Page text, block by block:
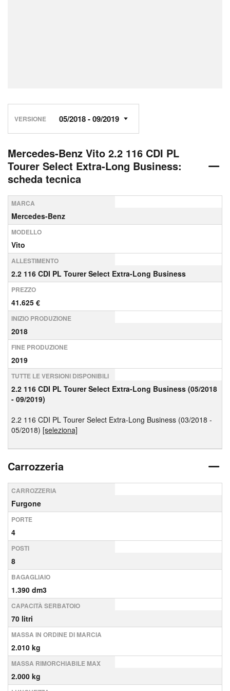
VERSIONE
Mercedes-Benz Vito 2.2 116 CDI PL
Tourer Select Extra-Long Business:
scheda tecnica
MARCA
Mercedes-Benz
MODELLO
Vito
ALLESTIMENTO
2.2 116 CDI PL Tourer Select Extra-Long Business
PREZZO
41.625 €
INIZIO PRODUZIONE
2018
FINE PRODUZIONE
2019
TUTTE LE VERSIONI DISPONIBILI
2.2 116 CDI PL Tourer Select Extra-Long Business (05/2018
- 09/2019)
2.2 116 CDI PL Tourer Select Extra-Long Business (03/2018 -
05/2018) [seleziona]
Carrozzeria
CARROZZERIA
Furgone
PORTE
4
POSTI
8
BAGAGLIAIO
1.390 dm3
CAPACITÀ SERBATOIO
70 litri
MASSA IN ORDINE DI MARCIA
2.010 kg
MASSA RIMORCHIABILE MAX
2.000 kg